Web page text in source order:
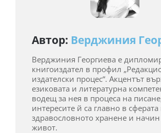
Автор: Верджиния
Верджиния Георгиева е
книгоиздател в профил
издателски процес“. Акцентът
езиковата и литературна
водещ за нея в процеса на
интересите й са главно в сферата
здравословното хранене и
живот.